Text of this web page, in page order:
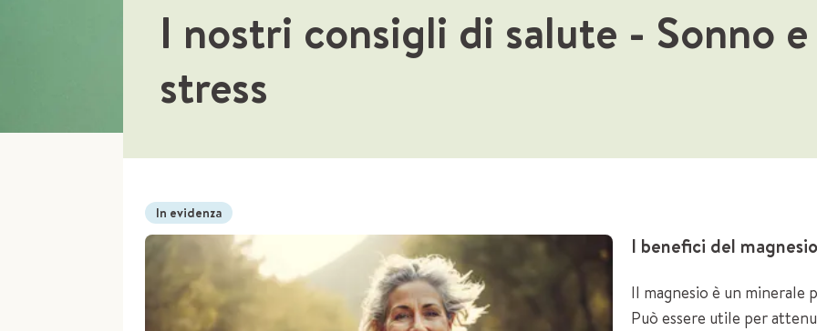
I nostri consigli di salute - Sonno e
stress
In evidenza
I benefici del
Il magnesio è un minerale
Può essere utile per